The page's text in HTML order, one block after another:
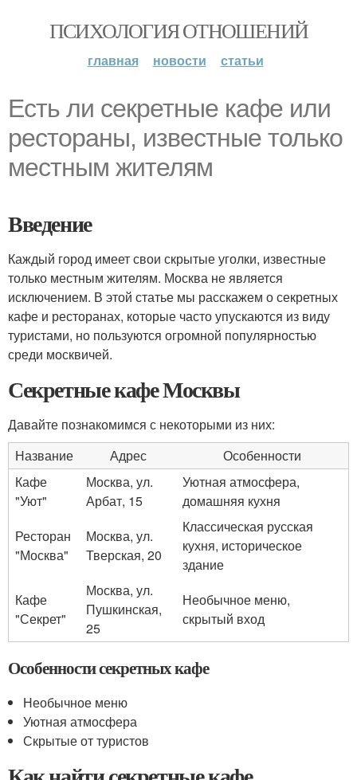
ПСИХОЛОГИЯ ОТНОШЕНИЙ
главная новости статьи
Есть ли секретные кафе или
рестораны, известные только
местным жителям
Введение
Каждый город имеет свои скрытые уголки, известные
только местным жителям. Москва не является
исключением. В этой статье мы расскажем о секретных
кафе и ресторанах, которые часто упускаются из виду
туристами, но пользуются огромной популярностью
среди москвичей.
Секретные кафе Москвы
Давайте познакомимся с некоторыми из них:
Название
Адрес
Особенности
Кафе
"Уют"
Москва, ул.
Арбат, 15
Уютная атмосфера,
домашняя кухня
Ресторан
"Москва"
Москва, ул.
Тверская, 20
Классическая русская
кухня, историческое
здание
Кафе
"Секрет"
Москва, ул.
Пушкинская,
25
Необычное меню,
скрытый вход
Особенности секретных кафе
Необычное меню
Уютная атмосфера
Скрытые от туристов